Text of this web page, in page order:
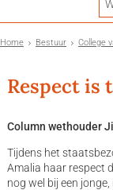
Home Bestuur College
Respect is
Column wethouder
Tijdens het
Amalia haar respect
nog wel bij een